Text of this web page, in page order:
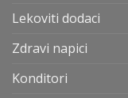
Lekoviti dodaci
Zdravi napici
Konditori